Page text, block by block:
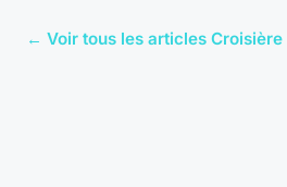
← Voir tous les articles Croisière